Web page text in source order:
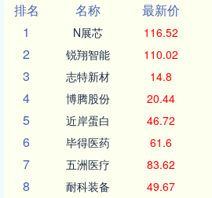
排名
名称 最新价
1
N展芯 116.52
2 锐翔智能 110.02
3 志特新材 14.8
4 博腾股份 20.44
5 近岸蛋白 46.72
6 毕得医药 61.6
7 五洲医疗 83.62
8 耐科装备 49.67